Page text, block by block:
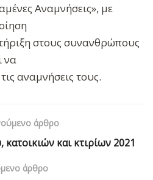
Αναμνήσεις», με
στους συνανθρώπους
να
αναμνήσεις τους.
άρθρο
και κτιρίων 2021
άρθρο